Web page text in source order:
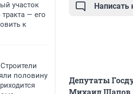
участок
— его
к
половину
Написать
Депутаты
Михаил Щапов